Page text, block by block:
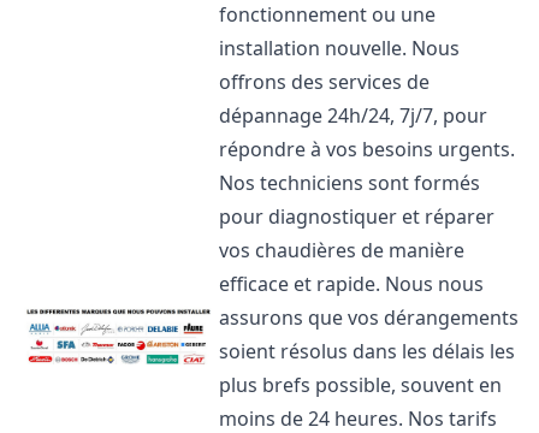
fonctionnement ou une
installation nouvelle. Nous
offrons des services de
dépannage 24h/24, 7j/7, pour
répondre à vos besoins urgents.
Nos techniciens sont formés
pour diagnostiquer et réparer
vos chaudières de manière
efficace et rapide. Nous nous
assurons que vos dérangements
soient résolus dans les délais les
plus brefs possible, souvent en
moins de 24 heures. Nos tarifs